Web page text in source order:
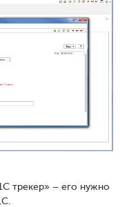
трекер» – его нужно